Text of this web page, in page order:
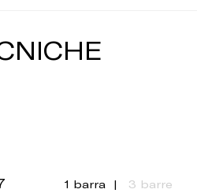
1 barra 3 barre